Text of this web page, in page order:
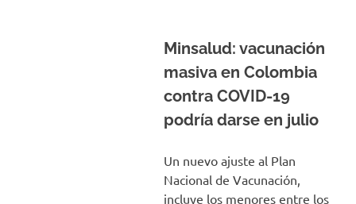
Minsalud: vacunación
masiva en Colombia
contra COVID-19
podría darse en julio
Un nuevo ajuste al Plan
Nacional de Vacunación,
incluye los menores entre los